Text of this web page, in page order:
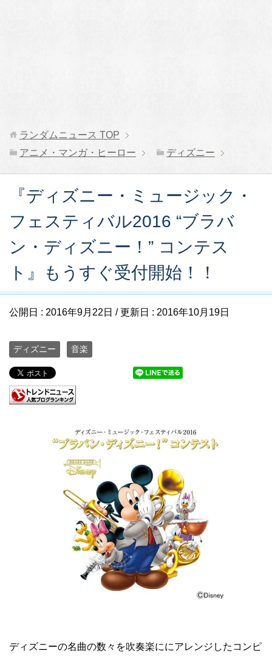
ランダムニュース TOP
アニメ・マンガ・ヒーロー
ディズニー
『ディズニー・ミュージック・
フェスティバル2016 “ブラバ
ン・ディズニー！” コンテス
ト』もうすぐ受付開始！！
公開日 : 2016年9月22日 / 更新日 : 2016年10月19日
ディズニー 音楽
ディズニーの名曲の数々を吹奏楽ににアレンジしたコンピ